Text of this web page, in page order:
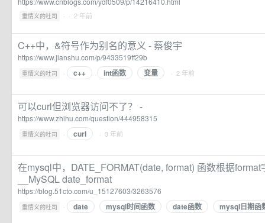
重情义的吐司 · · 2 年前
C++中，&符号作为别名的意义 - 蔡俊宇
https://www.jianshu.com/p/9433519ff29b
重情义的吐司 · c++ int函数 变量 · 2 年前
可以curl但浏览器访问不了？ -
https://www.zhihu.com/question/444958315
重情义的吐司 · curl · 3 年前
在mysql中，DATE_FORMAT(date, format) 函数根据
__MySQL date_format
https://blog.51cto.com/u_15127603/3263576
重情义的吐司 · date mysql时间函数 date函数 mysql日期函